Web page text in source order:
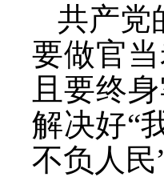
共产党
要做官
且要终
解决好“
不负人民